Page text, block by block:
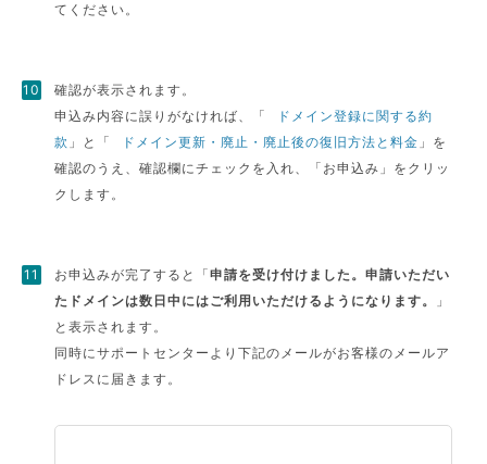
てください。
確認が表示されます。
申込み内容に誤りがなければ、「
ドメイン登録に関する約
款 」と「 ドメイン更新・廃止・廃止後の復旧方法と料金 」を
確認のうえ、確認欄にチェックを入れ、「お申込み」をクリッ
クします。
お申込みが完了すると「申請を受け付けました。申請いただい
たドメインは数日中にはご利用いただけるようになります。
」
と表示されます。
同時にサポートセンターより下記のメールがお客様のメールア
ドレスに届きます。